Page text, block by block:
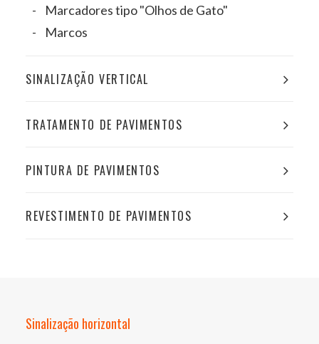
Marcadores tipo "Olhos de Gato"
Marcos
SINALIZAÇÃO VERTICAL
TRATAMENTO DE PAVIMENTOS
PINTURA DE PAVIMENTOS
REVESTIMENTO DE PAVIMENTOS
Sinalização horizontal